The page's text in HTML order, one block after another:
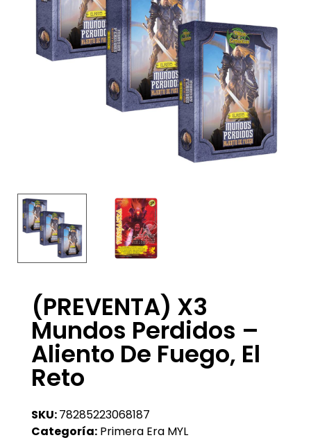
(PREVENTA) X3
Mundos Perdidos –
Aliento De Fuego, El
Reto
SKU:78285223068187
Categoría: Primera Era MYL